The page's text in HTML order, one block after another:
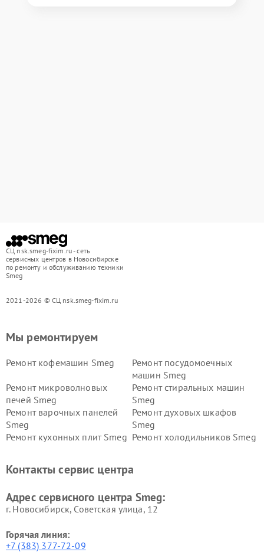
СЦ nsk.smeg-fixim.ru - сеть
сервисных центров в Новосибирске
по ремонту и обслуживанию техники
Smeg
2021-2026 © СЦ nsk.smeg-fixim.ru
Мы ремонтируем
Ремонт кофемашин Smeg
Ремонт посудомоечных
машин Smeg
Ремонт микроволновых
печей Smeg
Ремонт стиральных машин
Smeg
Ремонт варочных панелей
Smeg
Ремонт духовых шкафов
Smeg
Ремонт кухонных плит Smeg Ремонт холодильников Smeg
Контакты сервис центра
Адрес сервисного центра Smeg:
г. Новосибирск, Советская улица, 12
Горячая линия:
+7 (383) 377-72-09